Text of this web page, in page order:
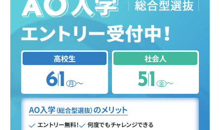
高校生
61 月 〜
社会人
51 金 〜
AO入学（総合型選抜）のメリット
エントリー無料！
何度でもチャレンジできる